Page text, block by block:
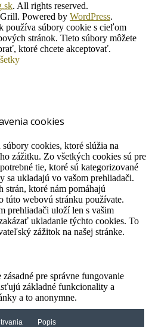
. All rights reserved.
Powered by WordPress.
používa súbory cookie s cieľom
stránok. Tieto súbory môžete
ktoré chcete akceptovať.
cookies
cookies, ktoré slúžia na
zážitku. Zo všetkých cookies sú pre
tie, ktoré sú kategorizované
sa ukladajú vo vašom prehliadači.
strán, ktoré nám pomáhajú
webovú stránku používate.
prehliadači uloží len s vašim
ukladanie týchto cookies. To
zážitok na našej stránke.
pre správne fungovanie
základné funkcionality a
a to anonymne.
Popis